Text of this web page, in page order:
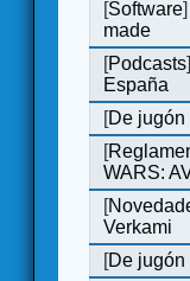
[Software]
made
[Podcasts]
España
[De jugón
[
WARS:
[
Verkami
[De jugón